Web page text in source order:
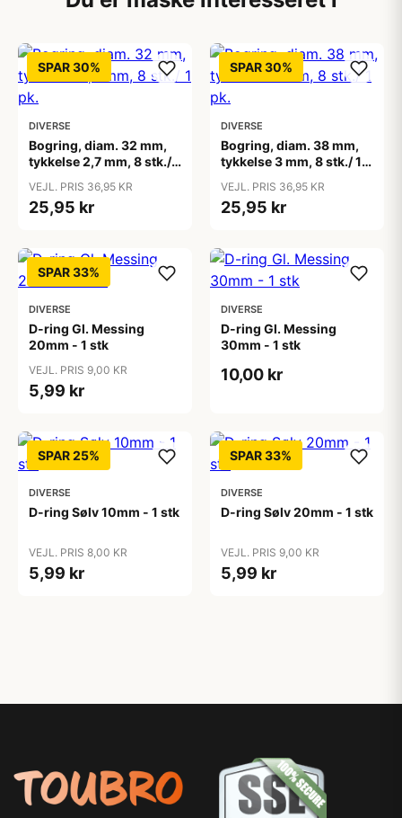
SPAR 30%
DIVERSE
Bogring, diam. 32 mm,
tykkelse 2,7 mm, 8 stk./ 1
VEJL. PRIS 36,95 KR
25,95 kr
SPAR 30%
DIVERSE
Bogring, diam. 38 mm,
tykkelse 3 mm, 8 stk./ 1
VEJL. PRIS 36,95 KR
25,95 kr
SPAR 33%
DIVERSE
D-ring Gl. Messing
20mm - 1 stk
VEJL. PRIS 9,00 KR
5,99 kr
DIVERSE
D-ring Gl. Messing
30mm - 1 stk
10,00 kr
SPAR 25%
DIVERSE
D-ring Sølv 10mm - 1 stk
VEJL. PRIS 8,00 KR
5,99 kr
SPAR 33%
DIVERSE
D-ring Sølv 20mm - 1 stk
VEJL. PRIS 9,00 KR
5,99 kr